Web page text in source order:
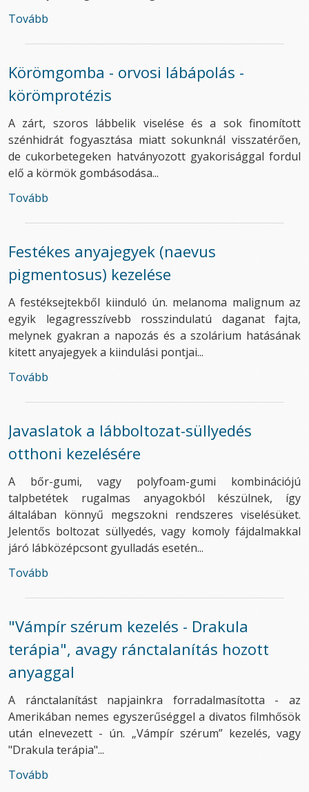
Tovább
Körömgomba - orvosi lábápolás -
körömprotézis
A zárt, szoros lábbelik viselése és a sok finomított
szénhidrát fogyasztása miatt sokunknál visszatérően,
de cukorbetegeken hatványozott gyakorisággal fordul
elő a körmök gombásodása...
Tovább
Festékes anyajegyek (naevus
pigmentosus) kezelése
A festéksejtekből kiinduló ún. melanoma malignum az
egyik legagresszívebb rosszindulatú daganat fajta,
melynek gyakran a napozás és a szolárium hatásának
kitett anyajegyek a kiindulási pontjai...
Tovább
Javaslatok a lábboltozat-süllyedés
otthoni kezelésére
A bőr-gumi, vagy polyfoam-gumi kombinációjú
talpbetétek rugalmas anyagokból készülnek, így
általában könnyű megszokni rendszeres viselésüket.
Jelentős boltozat süllyedés, vagy komoly fájdalmakkal
járó lábközépcsont gyulladás esetén...
Tovább
"Vámpír szérum kezelés - Drakula
terápia", avagy ránctalanítás hozott
anyaggal
A ránctalanítást napjainkra forradalmasította - az
Amerikában nemes egyszerűséggel a divatos filmhősök
után elnevezett - ún. „Vámpír szérum” kezelés, vagy
"Drakula terápia"...
Tovább